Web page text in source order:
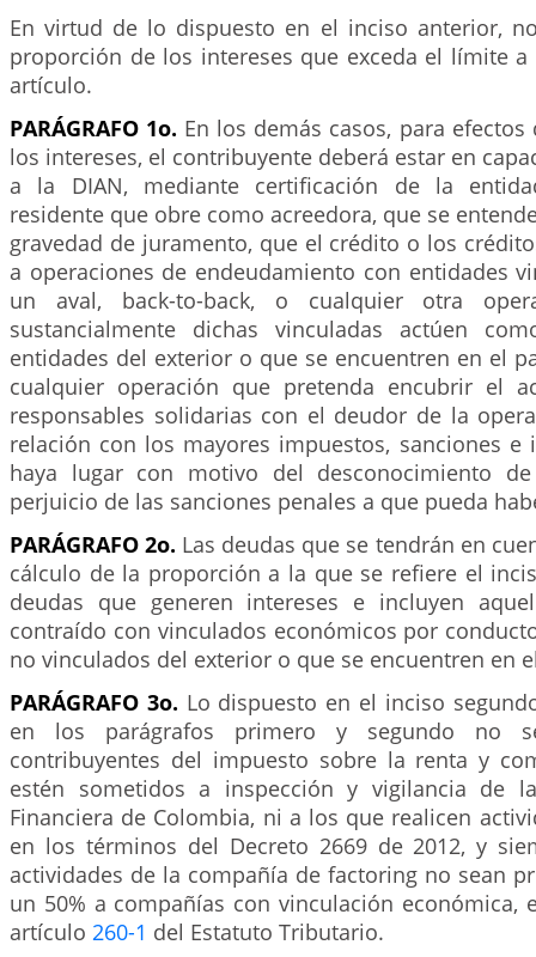
En virtud de lo dispuesto en el inciso anterior,
proporción de los intereses que exceda el límite a
artículo.
PARÁGRAFO 1o. En los demás casos, para
los intereses, el contribuyente deberá estar en
a la DIAN, mediante certificación de la
residente que obre como acreedora, que se
gravedad de juramento, que el crédito o los
a operaciones de endeudamiento con entidades
un aval, back-to-back, o cualquier otra
sustancialmente dichas vinculadas actúen
entidades del exterior o que se encuentren en el
cualquier operación que pretenda encubrir el
responsables solidarias con el deudor de la
relación con los mayores impuestos, sanciones e
haya lugar con motivo del desconocimiento
perjuicio de las sanciones penales a que pueda
PARÁGRAFO 2o. Las deudas que se tendrán en
cálculo de la proporción a la que se refiere el
deudas que generen intereses e incluyen
contraído con vinculados económicos por
no vinculados del exterior o que se encuentren en
PARÁGRAFO 3o. Lo dispuesto en el inciso
en los parágrafos primero y segundo no
contribuyentes del impuesto sobre la renta y
estén sometidos a inspección y vigilancia de
Financiera de Colombia, ni a los que realicen
en los términos del Decreto 2669 de 2012, y
actividades de la compañía de factoring no sean
un 50% a compañías con vinculación económica,
artículo 260-1 del Estatuto Tributario.